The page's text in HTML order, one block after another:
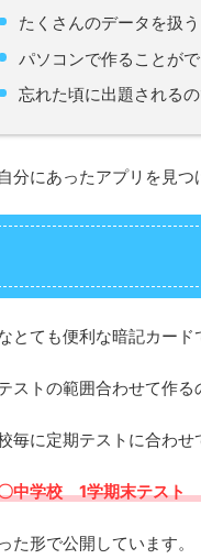
たくさんのデータを扱
パソコンで作ることが
忘れた頃に出題される
分にあったアプリを見つ
とても便利な暗記カード
ストの範囲合わせて作る
毎に定期テストに合わせ
中学校 1学期末テスト
た形で公開しています。